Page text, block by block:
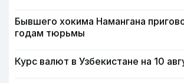
Бывшего хокима Намангана
годам тюрьмы
Курс валют в Узбекистане на 10